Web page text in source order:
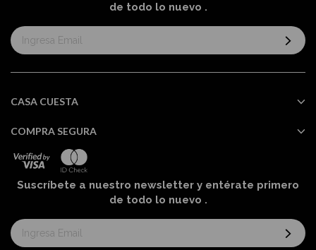
de todo lo nuevo .
Suscríbase
al
informativo:
CASA CUESTA
COMPRA SEGURA
Suscríbete a nuestro newsletter y entérate primero
de todo lo nuevo .
Suscríbase
al